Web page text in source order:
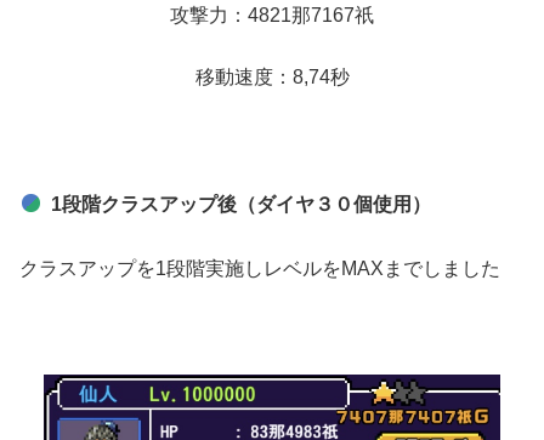
攻撃力：4821那7167祇
移動速度：8,74秒
1段階クラスアップ後（ダイヤ３０個使用）
クラスアップを1段階実施しレベルをMAXまでしました